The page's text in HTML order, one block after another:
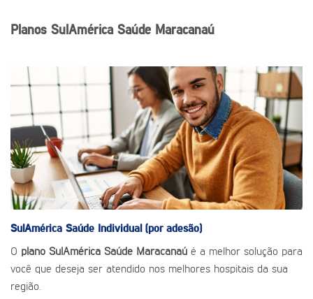
Planos SulAmérica Saúde Maracanaú
SulAmérica Saúde Individual (por adesão)
O plano SulAmérica Saúde Maracanaú é a melhor solução para
você que deseja ser atendido nos melhores hospitais da sua
região.